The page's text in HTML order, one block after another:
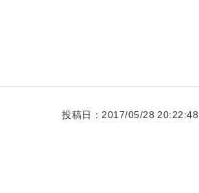
投稿日：2017/05/28 20:22:48